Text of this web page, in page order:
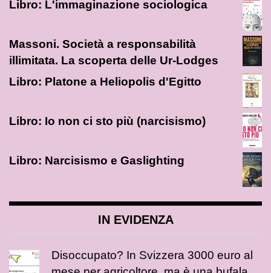
Libro: L'immaginazione sociologica
Massoni. Società a responsabilità
illimitata. La scoperta delle Ur-Lodges
Libro: Platone a Heliopolis d'Egitto
Libro: Io non ci sto più (narcisismo)
Libro: Narcisismo e Gaslighting
IN EVIDENZA
Disoccupato? In Svizzera 3000 euro al